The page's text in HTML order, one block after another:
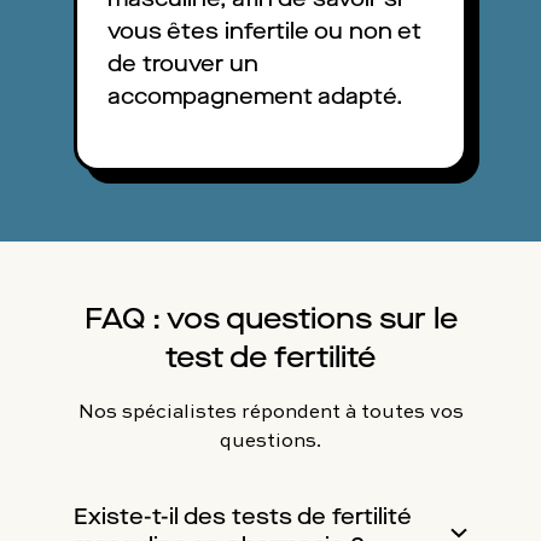
spermocytogramme.
Pour évaluer votre fertilité, vous pouvez
consulter un andrologue, spécialiste de
Charles. Vous obtiendrez votre rendez-
vous êtes infertile ou non et
de trouver un
accompagnement adapté.
FAQ : vos questions sur le
test de fertilité
Nos spécialistes répondent à toutes vos
questions.
Existe-t-il des tests de fertilité